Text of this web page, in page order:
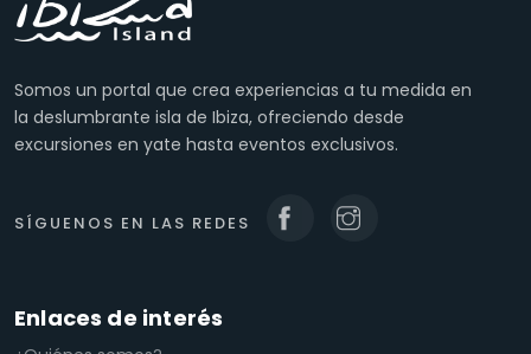
Somos un portal que crea experiencias a tu medida en
la deslumbrante isla de Ibiza, ofreciendo desde
excursiones en yate hasta eventos exclusivos.
SÍGUENOS EN LAS REDES
Enlaces de interés